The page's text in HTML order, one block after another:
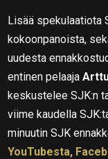
Lisää spekulaatiota
kokoonpanoista,
uudesta
entinen pelaaja
keskustelee SJK:n
viime kaudella
minuutin SJK
YouTubesta,